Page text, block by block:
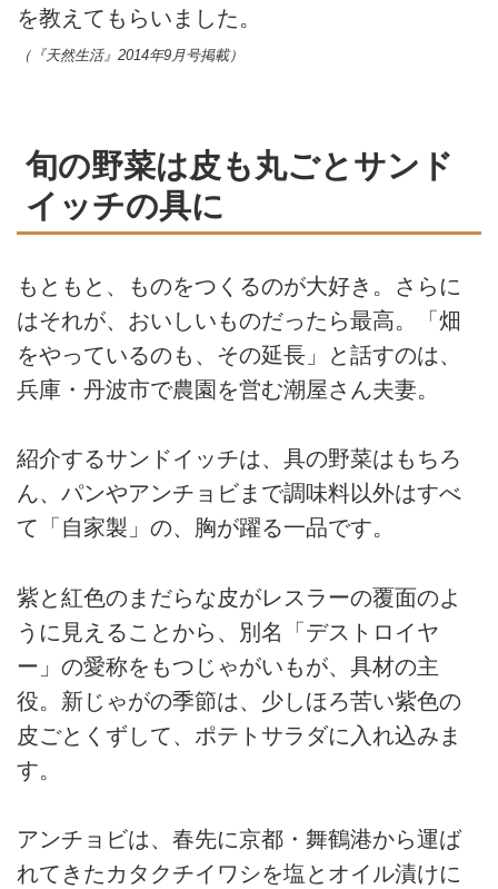
を教えてもらいました。
（『天然生活』2014年9月号掲載）
旬の野菜は皮も丸ごとサンド
イッチの具に
もともと、ものをつくるのが大好き。さらに
はそれが、おいしいものだったら最高。「畑
をやっているのも、その延長」と話すのは、
兵庫・丹波市で農園を営む潮屋さん夫妻。
紹介するサンドイッチは、具の野菜はもちろ
ん、パンやアンチョビまで調味料以外はすべ
て「自家製」の、胸が躍る一品です。
紫と紅色のまだらな皮がレスラーの覆面のよ
うに見えることから、別名「デストロイヤ
ー」の愛称をもつじゃがいもが、具材の主
役。新じゃがの季節は、少しほろ苦い紫色の
皮ごとくずして、ポテトサラダに入れ込みま
す。
アンチョビは、春先に京都・舞鶴港から運ば
れてきたカタクチイワシを塩とオイル漬けに